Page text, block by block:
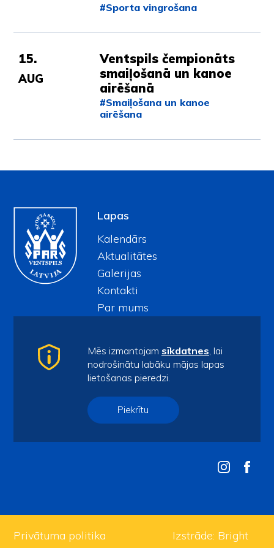
#Sporta vingrošana
15.
AUG
Ventspils čempionāts
smaiļošanā un kanoe
airēšanā
#Smaiļošana un kanoe
airēšana
Lapas
Kalendārs
Aktualitātes
Galerijas
Kontakti
Par mums
Kontakti
spars@ventspils.lv
63622732
Sporta iela 7/9, Ventspils, LV-3601
Privātuma politika
Izstrāde: Bright
Mēs izmantojam sīkdatnes, lai
nodrošinātu labāku mājas lapas
lietošanas pieredzi.
Piekrītu